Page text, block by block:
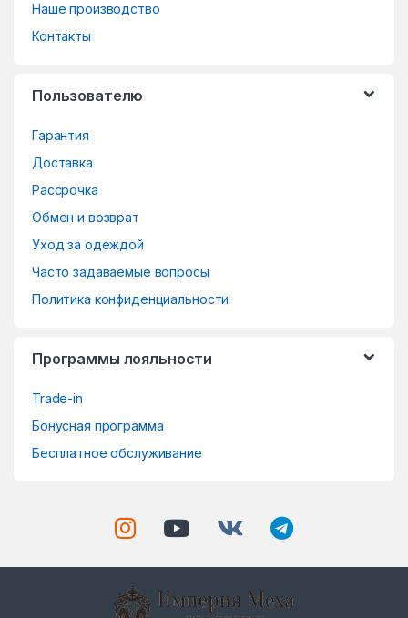
Наше производство
Контакты
Пользователю
Гарантия
Доставка
Рассрочка
Обмен и возврат
Уход за одеждой
Часто задаваемые вопросы
Политика конфиденциальности
Программы лояльности
Trade-in
Бонусная программа
Бесплатное обслуживание